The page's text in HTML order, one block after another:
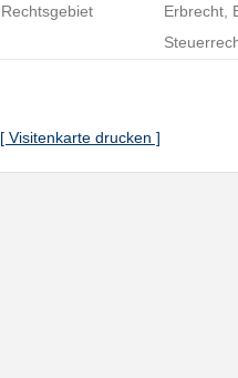
Rechtsgebiet
Erbrecht,
[ Visitenkarte drucken ]